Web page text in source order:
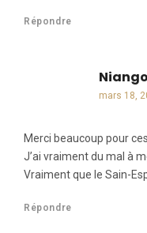
Répondre
mars 18,
Merci beaucoup pour
J’ai vraiment du mal à
Vraiment que le Sain-
Répondre